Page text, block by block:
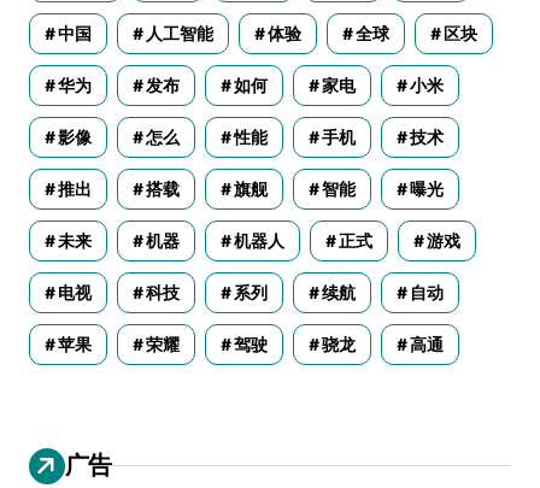
中国 人工智能 体验 全球 区块
华为 发布 如何 家电 小米
影像 怎么 性能 手机 技术
推出 搭载 旗舰 智能 曝光
未来 机器 机器人 正式 游戏
电视 科技 系列 续航 自动
苹果 荣耀 驾驶 骁龙 高通
广告